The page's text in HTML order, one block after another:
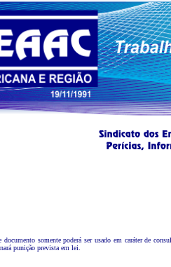
documento somente poderá ser usado em caráter de
punição prevista em lei.